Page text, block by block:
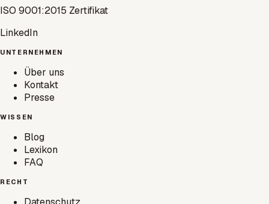
ISO 9001:2015 Zertifikat
LinkedIn
UNTERNEHMEN
Über uns
Kontakt
Presse
WISSEN
Blog
Lexikon
FAQ
RECHT